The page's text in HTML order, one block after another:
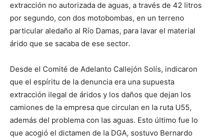
extracción no autorizada de aguas, a través de 42 litros
por segundo, con dos motobombas, en un terreno
particular aledaño al Río Damas, para lavar el material
árido que se sacaba de ese sector.
Desde el Comité de Adelanto Callejón Solís, indicaron
que el espíritu de la denuncia era una supuesta
extracción ilegal de áridos y los daños que dejan los
camiones de la empresa que circulan en la ruta U55,
además del problema con las aguas. Esto último fue lo
que acogió el dictamen de la DGA, sostuvo Bernardo